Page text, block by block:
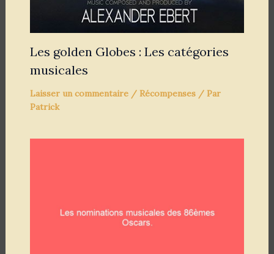
Les golden Globes : Les catégories
musicales
Laisser un commentaire / Récompenses/ Par
Patrick